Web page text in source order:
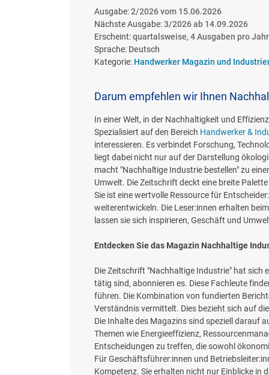
Ausgabe:2/2026 vom 15.06.2026
Nächste Ausgabe:3/2026 ab 14.09.2026
Erscheint:quartalsweise, 4 Ausgaben pro Jahr
Sprache: Deutsch
Kategorie: Handwerker Magazin und
Darum empfehlen wir Ihnen
In einer Welt, in der Nachhaltigkeit und
Spezialisiert auf den Bereich Handwerker &
interessieren. Es verbindet Forschung,
liegt dabei nicht nur auf der Darstellung
macht "Nachhaltige Industrie bestellen" zu
Umwelt. Die Zeitschrift deckt eine breite
Sie ist eine wertvolle Ressource für
weiterentwickeln. Die Leser:innen erhalten
lassen sie sich inspirieren, Geschäft und
Entdecken Sie das Magazin Nachhaltige
Die Zeitschrift "Nachhaltige Industrie" hat sich
tätig sind, abonnieren es. Diese Fachleute
führen. Die Kombination von fundierten
Verständnis vermittelt. Dies bezieht sich auf
Die Inhalte des Magazins sind speziell darauf
Themen wie Energieeffizienz,
Entscheidungen zu treffen, die sowohl
Für Geschäftsführer:innen und
Kompetenz. Sie erhalten nicht nur Einblicke in